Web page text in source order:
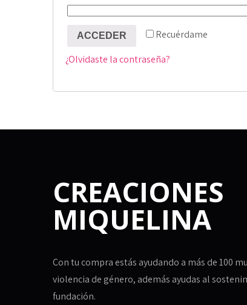
Recuérdame
ACCEDER
¿Olvidaste la contraseña?
CREACIONES
MIQUELINA
Con tu compra estás ayudando a más de 100
violencia de género, además ayudas al
fundación.